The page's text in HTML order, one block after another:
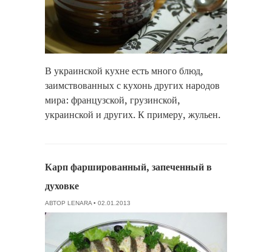
В украинской кухне есть много блюд,
заимствованных с кухонь других народов
мира: французской, грузинской,
украинской и других. К примеру, жульен.
Карп фаршированный, запеченный в
духовке
АВТОР LENARA• 02.01.2013